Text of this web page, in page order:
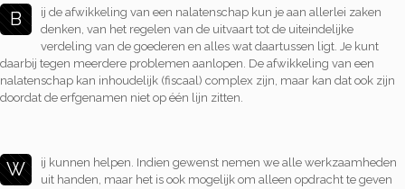
B
ij de afwikkeling van een nalatenschap kun je aan allerlei zaken
denken, van het regelen van de uitvaart tot de uiteindelijke
verdeling van de goederen en alles wat daartussen ligt. Je kunt
daarbij tegen meerdere problemen aanlopen. De afwikkeling van een
nalatenschap kan inhoudelijk (fiscaal) complex zijn, maar kan dat ook zijn
doordat de erfgenamen niet op één lijn zitten.
W
ij kunnen helpen. Indien gewenst nemen we alle werkzaamheden
uit handen, maar het is ook mogelijk om alleen opdracht te geven